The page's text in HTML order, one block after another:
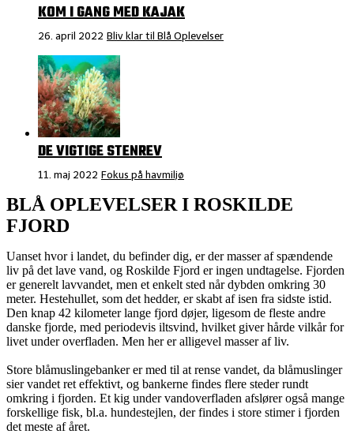
KOM I GANG MED KAJAK
26. april 2022 Bliv klar til Blå Oplevelser
DE VIGTIGE STENREV
11. maj 2022 Fokus på havmiljø
BLÅ OPLEVELSER I ROSKILDE
FJORD
Uanset hvor i landet, du befinder dig, er der masser af spændende
liv på det lave vand, og Roskilde Fjord er ingen undtagelse. Fjorden
er generelt lavvandet, men et enkelt sted når dybden omkring 30
meter. Hestehullet, som det hedder, er skabt af isen fra sidste istid.
Den knap 42 kilometer lange fjord døjer, ligesom de fleste andre
danske fjorde, med periodevis iltsvind, hvilket giver hårde vilkår for
livet under overfladen. Men her er alligevel masser af liv.
Store blåmuslingebanker er med til at rense vandet, da blåmuslinger
sier vandet ret effektivt, og bankerne findes flere steder rundt
omkring i fjorden. Et kig under vandoverfladen afslører også mange
forskellige fisk, bl.a. hundestejlen, der findes i store stimer i fjorden
det meste af året.